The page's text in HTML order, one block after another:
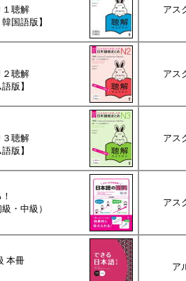
１聴解
国語版】
アス
２聴解
版】
アス
３聴解
版】
アス
・中級）
アス
本冊
ア